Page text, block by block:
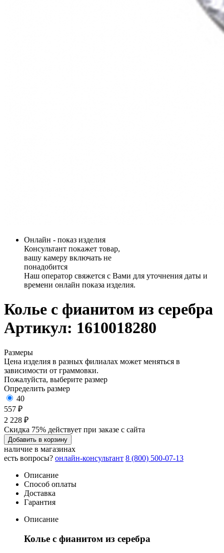
Онлайн - показ изделия
Консультант покажет товар,
вашу камеру включать не
понадобится
Наш оператор свяжется с Вами для уточнения даты и
времени онлайн показа изделия.
Колье с фианитом из серебра
Артикул: 1610018280
Размеры
Цена изделия в разных филиалах может меняться в
зависимости от граммовки.
Пожалуйста, выберите размер
Определить размер
40
557 ₽
2 228 ₽
Скидка 75% действует при заказе с сайта
Добавить в корзину
наличие в магазинах
есть вопросы? онлайн-консультант 8 (800) 500-07-13
Описание
Способ оплаты
Доставка
Гарантия
Описание
Колье с фианитом из серебра